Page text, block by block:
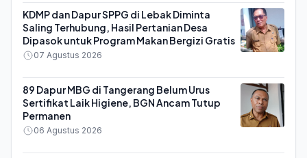
KDMP dan Dapur SPPG di Lebak Diminta
Saling Terhubung, Hasil Pertanian Desa
Dipasok untuk Program Makan Bergizi Gratis
07 Agustus 2026
89 Dapur MBG di Tangerang Belum Urus
Sertifikat Laik Higiene, BGN Ancam Tutup
Permanen
06 Agustus 2026